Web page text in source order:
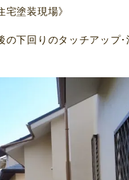
宅塗装現場》
の下回りのタッチアップ･